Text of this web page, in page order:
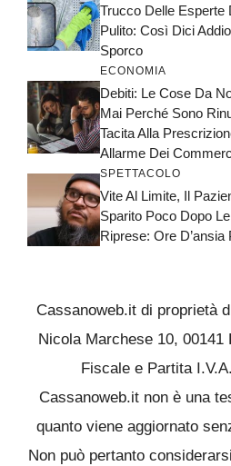
Trucco Delle Esperte
Pulito: Così Dici
Sporco
ECONOMIA
Debiti: Le Cose Da
Mai Perché Sono
Tacita Alla
Allarme Dei
SPETTACOLO
Vite Al Limite, Il
Sparito Poco Dopo Le
Riprese: Ore D’ansia
Cassanoweb.it di proprietà
Nicola Marchese 10,
Fiscale e Partita
Cassanoweb.it non è una
quanto viene aggiornato
Non può pertanto